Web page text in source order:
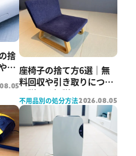
捨
引 座椅子の捨て方6選｜無
料回収や引き取りについ
て詳しく解説
不用品別の処分方法2026.08.05